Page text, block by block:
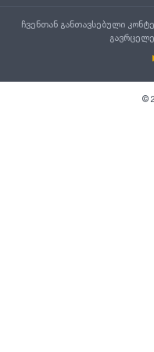
ჩვენთან განთავსებული
©